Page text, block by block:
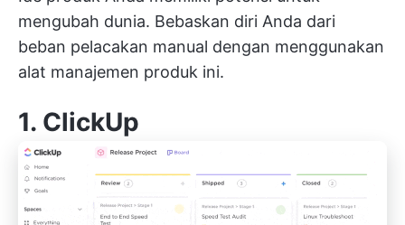
mengubah dunia. Bebaskan diri Anda dari
beban pelacakan manual dengan menggunakan
alat manajemen produk ini.
1. ClickUp